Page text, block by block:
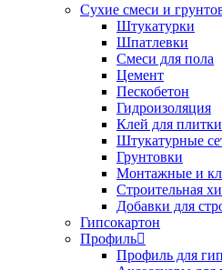
Сухие смеси и
Штукатурки
Шпатлевки
Смеси для пола
Цемент
Пескобетон
Гидроизоляция
Клей для плитки
Штукатурные
Грунтовки
Монтажные и
Строительная
Добавки для
Гипсокартон
Профиль
Профиль для